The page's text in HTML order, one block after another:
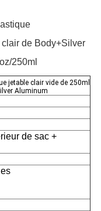
de Body+Silver
250ml
jetable clair vide de 250ml
Aluminum
de sac +